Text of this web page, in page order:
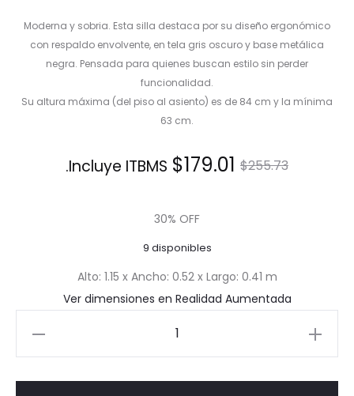
Moderna y sobria. Esta silla destaca por su diseño ergonómico
con respaldo envolvente, en tela gris oscuro y base metálica
negra. Pensada para quienes buscan estilo sin perder
funcionalidad.
Su altura máxima (del piso al asiento) es de 84 cm y la mínima
63 cm.
$255.73
El
original
era:
$255.73.
$179.01
El
actual
es:
$179.01.
Incluye ITBMS.
30% OFF
9 disponibles
Alto: 1.15 x Ancho: 0.52 x Largo: 0.41 m
Ver dimensiones en Realidad Aumentada